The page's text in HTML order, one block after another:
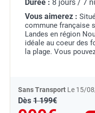
Durée : 8 jours / 7
Vous aimerez :
commune française
Landes en région
idéale au coeur des
la plage. Vous
Sans Transport Le 15/
Dès 1 199€